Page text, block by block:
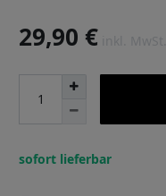
29,90 €
sofort lieferbar